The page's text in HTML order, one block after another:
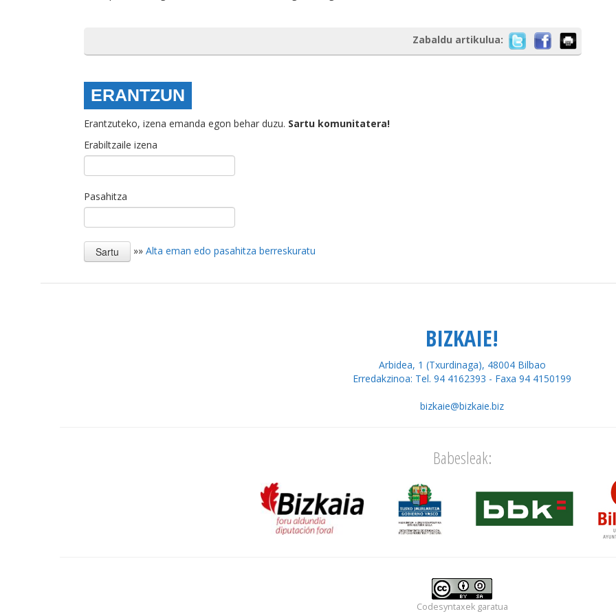
Zabaldu artikulua:
ERANTZUN
Erantzuteko, izena emanda egon behar duzu. Sartu komunitatera!
Erabiltzaile izena
Pasahitza
»» Alta eman edo pasahitza berreskuratu
BIZKAIE!
Arbidea, 1 (Txurdinaga), 48004 Bilbao
Erredakzinoa: Tel. 94 4162393 - Faxa 94 4150199
bizkaie@bizkaie.biz
Babesleak:
Codesyntaxekgaratua